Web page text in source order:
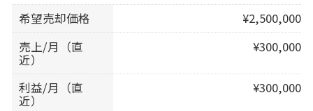
希望売却価格
¥2,500,000
売上/月（直
近）
¥300,000
利益/月（直
近）
¥300,000